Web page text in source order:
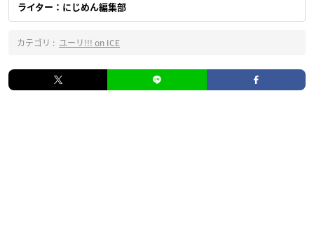
ライター：にじめん編集部
カテゴリ : ユーリ!!! on ICE